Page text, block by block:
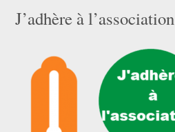
J’adhère à l’association